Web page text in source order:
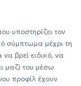
υποστηρίζει τον
σύμπτωμα μέχρι τη
να βρεί ειδικό, να
μαζί του μέσω
προφίλ έχουν